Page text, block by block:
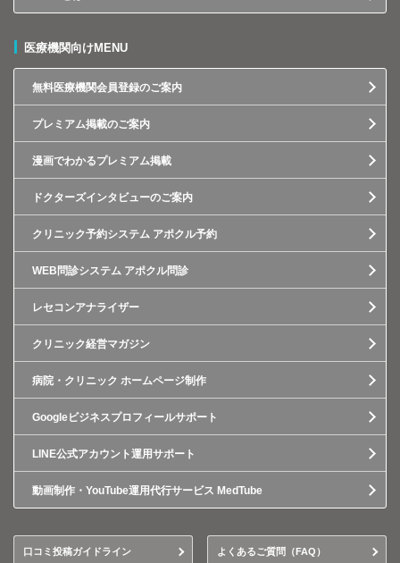
医療機関向けMENU
無料医療機関会員登録のご案内
プレミアム掲載のご案内
漫画でわかるプレミアム掲載
ドクターズインタビューのご案内
クリニック予約システム アポクル予約
WEB問診システム アポクル問診
レセコンアナライザー
クリニック経営マガジン
病院・クリニック ホームページ制作
Googleビジネスプロフィールサポート
LINE公式アカウント運用サポート
動画制作・YouTube運用代行サービス MedTube
口コミ投稿ガイドライン よくあるご質問（FAQ）